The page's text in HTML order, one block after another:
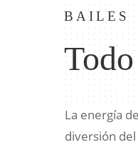
BAILES
La energía
diversión